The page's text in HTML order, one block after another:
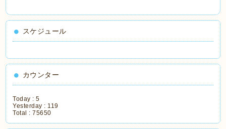
スケジュール
カウンター
Today :5
Yesterday : 119
Total :75650